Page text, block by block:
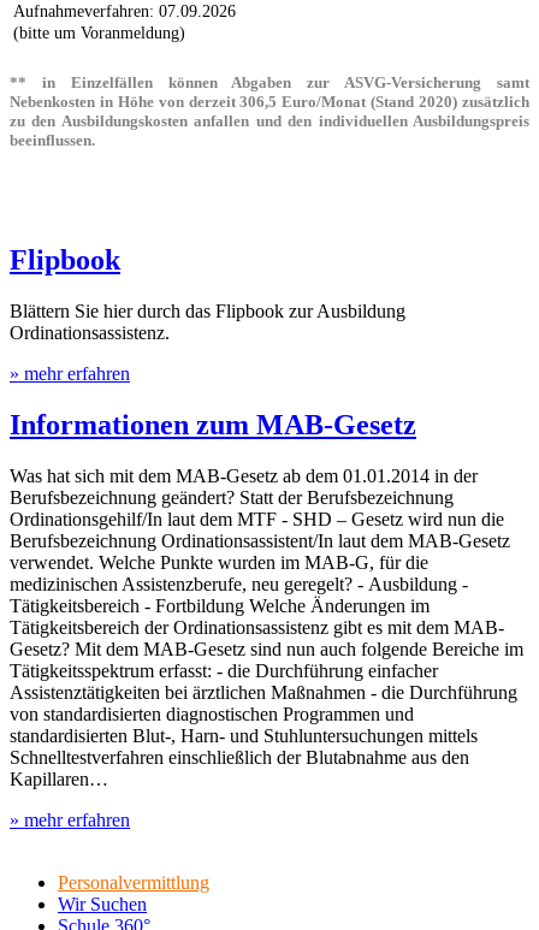
Auf­nah­me­ver­fah­ren: 07.09.2026
(bit­te um Voranmeldung)
** in Einzelfällen können Abgaben zur ASVG-Versicherung samt
Nebenkosten in Höhe von derzeit 306,5 Euro/Monat (Stand 2020) zusätzlich
zu den Ausbildungskosten anfallen und den individuellen Ausbildungspreis
beeinflussen.
Flipbook
Blättern Sie hier durch das Flipbook zur Ausbildung
Ordinationsassistenz.
» mehr erfahren
Informationen zum MAB-Gesetz
Was hat sich mit dem MAB-Gesetz ab dem 01.01.2014 in der
Berufsbezeichnung geändert? Statt der Berufsbezeichnung
Ordinationsgehilf/In laut dem MTF - SHD – Gesetz wird nun die
Berufsbezeichnung Ordinationsassistent/In laut dem MAB-Gesetz
verwendet. Welche Punkte wurden im MAB-G, für die
medizinischen Assistenzberufe, neu geregelt? - Ausbildung -
Tätigkeitsbereich - Fortbildung Welche Änderungen im
Tätigkeitsbereich der Ordinationsassistenz gibt es mit dem MAB-
Gesetz? Mit dem MAB-Gesetz sind nun auch folgende Bereiche im
Tätigkeitsspektrum erfasst: - die Durchführung einfacher
Assistenztätigkeiten bei ärztlichen Maßnahmen - die Durchführung
von standardisierten diagnostischen Programmen und
standardisierten Blut-, Harn- und Stuhluntersuchungen mittels
Schnelltestverfahren einschließlich der Blutabnahme aus den
Kapillaren…
» mehr erfahren
Personalvermittlung
Wir Suchen
Schule 360°